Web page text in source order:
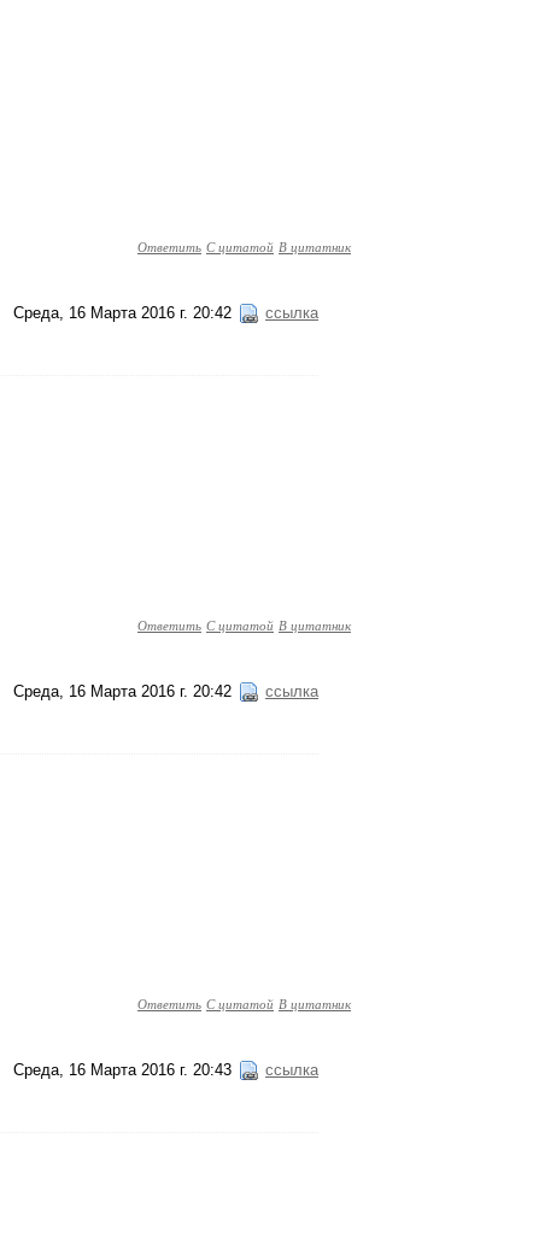
Ответить С цитатой В цитатник
Среда, 16 Марта 2016 г. 20:42 ссылка
Ответить С цитатой В цитатник
Среда, 16 Марта 2016 г. 20:42 ссылка
Ответить С цитатой В цитатник
Среда, 16 Марта 2016 г. 20:43 ссылка